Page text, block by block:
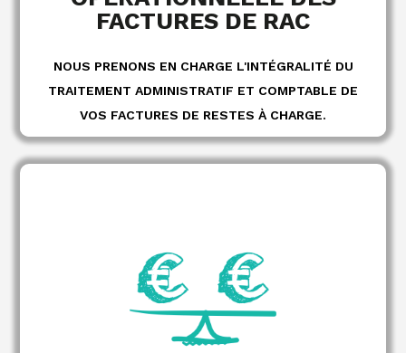
FACTURES DE RAC
NOUS PRENONS EN CHARGE L'INTÉGRALITÉ DU
TRAITEMENT ADMINISTRATIF ET COMPTABLE DE
VOS FACTURES DE RESTES À CHARGE.
Suivi budgétaire
facilité et
coordination
renforcée entre vos équipes RH, formation et